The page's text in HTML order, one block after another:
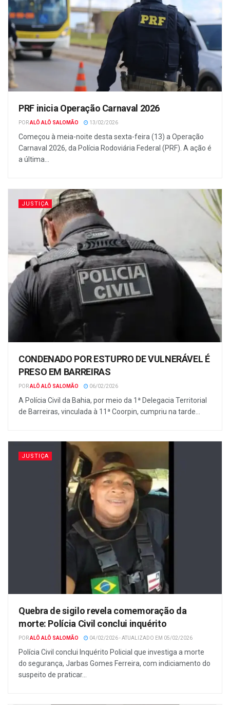
PRF inicia Operação Carnaval 2026
PORALÔ ALÔ SALOMÃO 13/02/2026
Começou à meia-noite desta sexta-feira (13) a Operação
Carnaval 2026, da Polícia Rodoviária Federal (PRF). A ação é
a última...
JUSTIÇA
CONDENADO POR ESTUPRO DE VULNERÁVEL É
PRESO EM BARREIRAS
PORALÔ ALÔ SALOMÃO 06/02/2026
A Polícia Civil da Bahia, por meio da 1ª Delegacia Territorial
de Barreiras, vinculada à 11ª Coorpin, cumpriu na tarde...
JUSTIÇA
Quebra de sigilo revela comemoração da
morte: Polícia Civil conclui inquérito
PORALÔ ALÔ SALOMÃO 04/02/2026 - ATUALIZADO EM 05/02/2026
Polícia Civil conclui Inquérito Policial que investiga a morte
do segurança, Jarbas Gomes Ferreira, com indiciamento do
suspeito de praticar...